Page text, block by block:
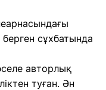
сұхбатында
авторлық
туған. Ән